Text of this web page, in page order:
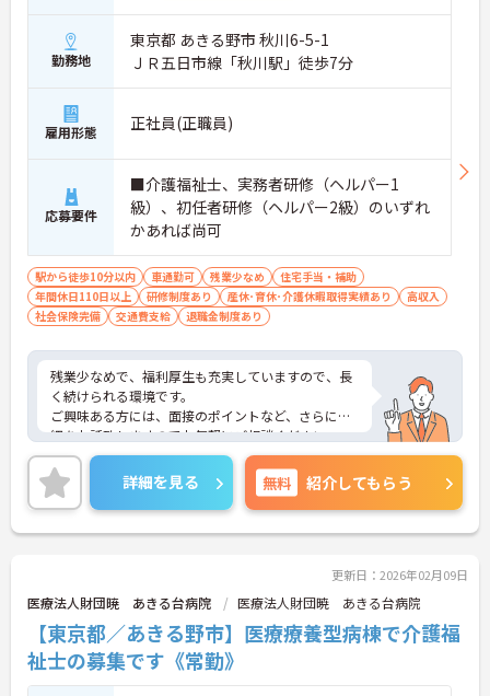
勤務地
東京都 あきる野市 秋川6-5-1
ＪＲ五日市線「秋川駅」徒歩7分
雇用形態 正社員(正職員)
応募要件
■介護福祉士、実務者研修（ヘルパー1
級）、初任者研修（ヘルパー2級）のいずれ
かあれば尚可
駅から徒歩10分以内 車通勤可 残業少なめ
住宅手当・補助
年間休日110日以上
研修制度あり 産休･育休･介護休暇取得実績あり
高収入
社会保険完備
交通費支給 退職金制度あり
残業少なめで、福利厚生も充実していますので、長
く続けられる環境です。
ご興味ある方には、面接のポイントなど、さらに詳
細をお話致しますのでお気軽にご相談ください。
詳細を見る 無料 紹介してもらう
更新日：2026年02月09日
医療法人財団暁 あきる台病院 医療法人財団暁 あきる台病院
【東京都／あきる野市】医療療養型病棟で介護福
祉士の募集です《常勤》